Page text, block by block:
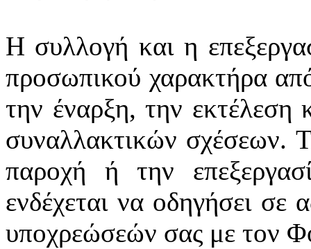
Η συλλογή και η
προσωπικού χαρακτήρα
την έναρξη, την εκτέλεση
συναλλακτικών σχέσεων.
παροχή ή την
ενδέχεται να οδηγήσει σε
υποχρεώσεών σας με τον